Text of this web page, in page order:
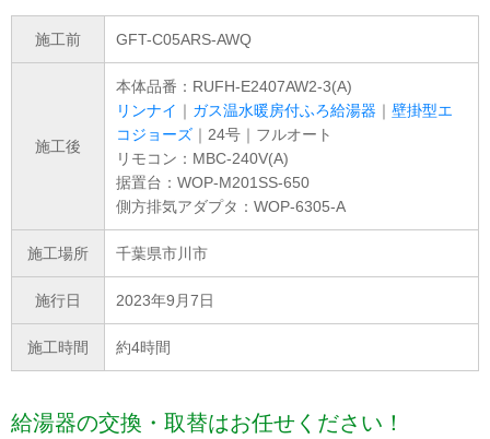
施工前 GFT-C05ARS-AWQ
施工後
本体品番：RUFH-E2407AW2-3(A)
リンナイ ｜ ガス温水暖房付ふろ給湯器 ｜ 壁掛型エ
コジョーズ ｜24号｜フルオート
リモコン：MBC-240V(A)
据置台：WOP-M201SS-650
側方排気アダプタ：WOP-6305-A
施工場所 千葉県市川市
施行日 2023年9月7日
施工時間 約4時間
給湯器の交換・取替はお任せください！